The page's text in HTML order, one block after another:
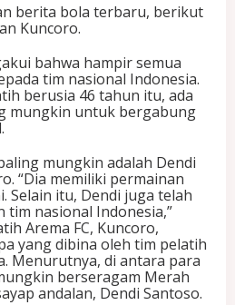
berita bola terbaru, berikut
Kuncoro.
bahwa hampir semua
tim nasional Indonesia.
berusia 46 tahun itu, ada
mungkin untuk bergabung
mungkin adalah Dendi
“Dia memiliki permainan
Selain itu, Dendi juga telah
tim nasional Indonesia,”
Arema FC, Kuncoro,
yang dibina oleh tim pelatih
Menurutnya, di antara para
berseragam Merah
andalan, Dendi Santoso.